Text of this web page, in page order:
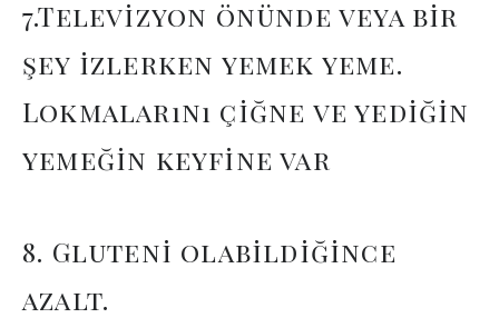
7.Televizyon önünde veya bir
şey izlerken yemek yeme.
Lokmalarını çiğne ve yediğin
yemeğin keyfine var
8. Gluteni olabildiğince
azalt.